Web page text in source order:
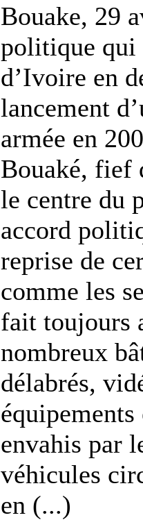
Bouake, 29
politique qui
d’Ivoire en
lancement
armée en
Bouaké, fief
le centre du
accord
reprise de
comme les
fait toujours
nombreux
délabrés,
envahis par
véhicules
en (...)